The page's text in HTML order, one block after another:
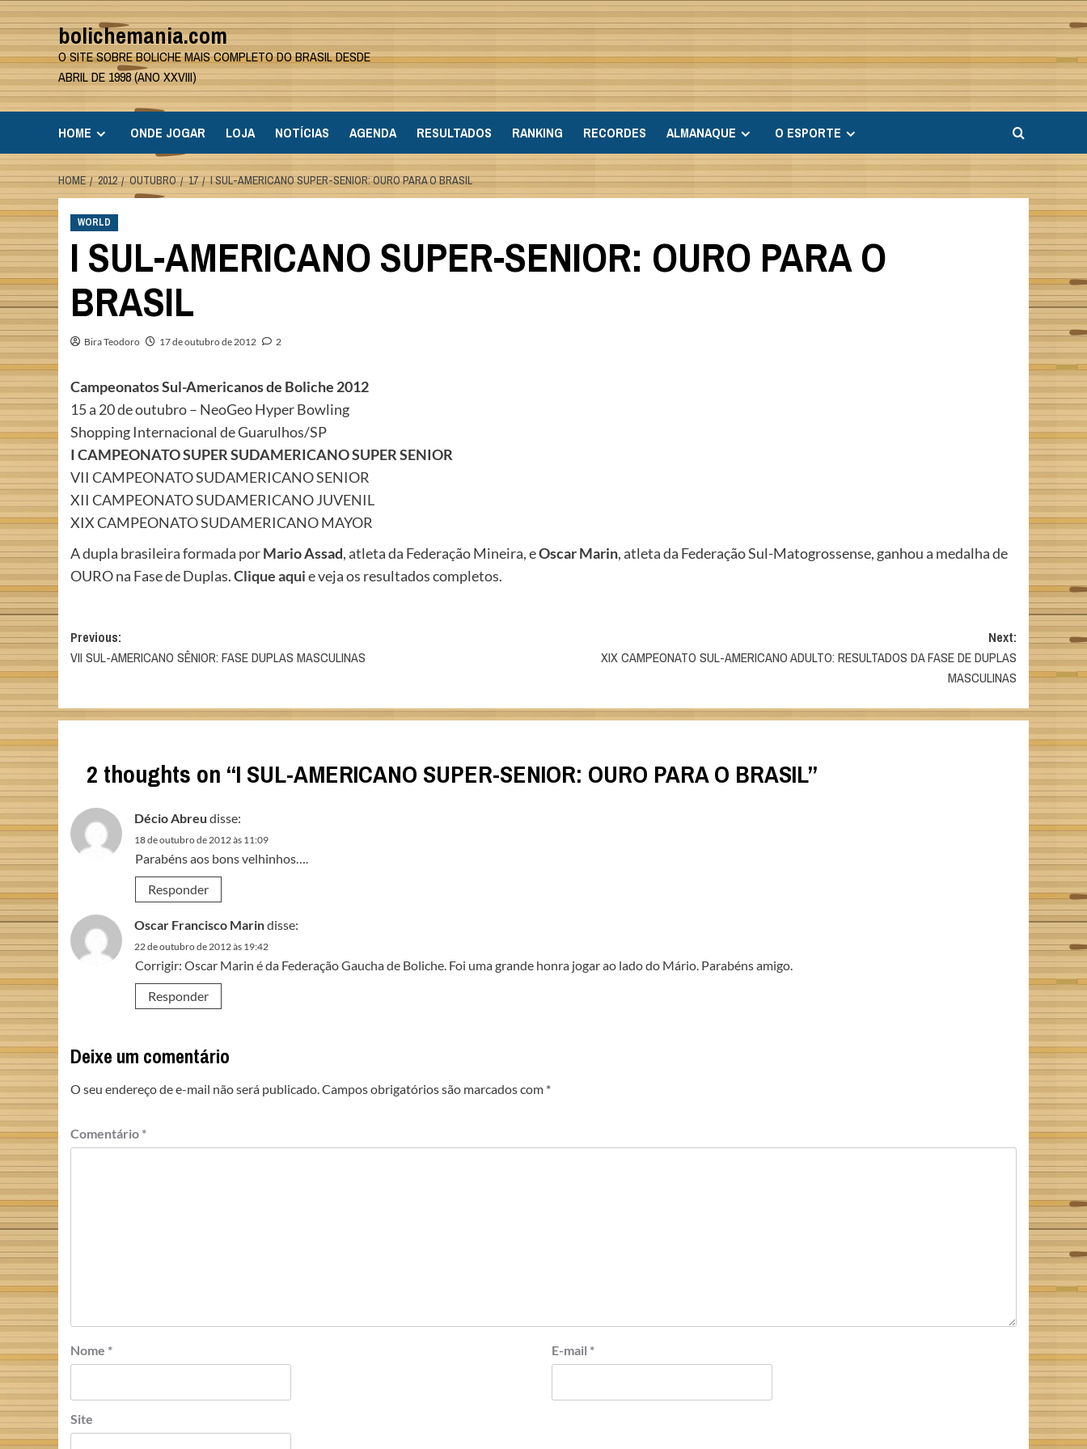
Skip
to
content
bolichemania.com
O SITE SOBRE BOLICHE MAIS COMPLETO DO BRASIL DESDE
ABRIL DE 1998 (ANO XXVIII)
HOME ONDE JOGAR LOJA NOTÍCIAS AGENDA RESULTADOS RANKING RECORDES ALMANAQUE O ESPORTE
HOME 2012 OUTUBRO 17 I SUL-AMERICANO SUPER-SENIOR: OURO PARA O BRASIL
WORLD
I SUL-AMERICANO SUPER-SENIOR: OURO PARA O
BRASIL
Bira Teodoro 17 de outubro de 2012 2
Campeonatos Sul-Americanos de Boliche 2012
15 a 20 de outubro – NeoGeo Hyper Bowling
Shopping Internacional de Guarulhos/SP
I CAMPEONATO SUPER SUDAMERICANO SUPER SENIOR
VII CAMPEONATO SUDAMERICANO SENIOR
XII CAMPEONATO SUDAMERICANO JUVENIL
XIX CAMPEONATO SUDAMERICANO MAYOR
A dupla brasileira formada porMario Assad, atleta da Federação Mineira, eOscar Marin, atleta da Federação Sul-Matogrossense, ganhou a medalha de
OURO na Fase de Duplas.Clique aquie veja os resultados completos.
Post
navigation
Previous:
VII SUL-AMERICANO SÊNIOR: FASE DUPLAS MASCULINAS
Next:
XIX CAMPEONATO SUL-AMERICANO ADULTO: RESULTADOS DA FASE DE DUPLAS
MASCULINAS
2 thoughts on “I SUL-AMERICANO SUPER-SENIOR: OURO PARA O BRASIL”
Décio Abreu disse:
18 de outubro de 2012 às 11:09
Parabéns aos bons velhinhos….
Responder
Oscar Francisco Marindisse:
22 de outubro de 2012 às 19:42
Corrigir: Oscar Marin é da Federação Gaucha de Boliche. Foi uma grande honra jogar ao lado do Mário. Parabéns amigo.
Responder
Deixe um comentário
O seu endereço de e-mail não será publicado.Campos obrigatórios são marcados com *
Comentário *
Nome * E-mail *
Site